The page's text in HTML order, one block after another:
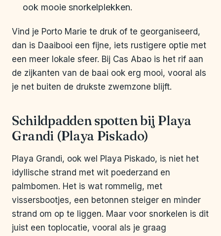
ook mooie snorkelplekken.
Vind je Porto Marie te druk of te georganiseerd,
dan is Daaibooi een fijne, iets rustigere optie met
een meer lokale sfeer. Bij Cas Abao is het rif aan
de zijkanten van de baai ook erg mooi, vooral als
je net buiten de drukste zwemzone blijft.
Schildpadden spotten bij Playa
Grandi (Playa Piskado)
Playa Grandi, ook wel Playa Piskado, is niet het
idyllische strand met wit poederzand en
palmbomen. Het is wat rommelig, met
vissersbootjes, een betonnen steiger en minder
strand om op te liggen. Maar voor snorkelen is dit
juist een toplocatie, vooral als je graag